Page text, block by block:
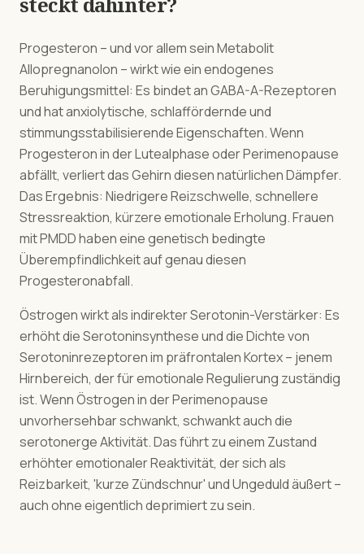
Progesteron – und vor allem sein Metabolit
Allopregnanolon – wirkt wie ein endogenes
Beruhigungsmittel: Es bindet an GABA-A-Rezeptoren
und hat anxiolytische, schlaffördernde und
stimmungsstabilisierende Eigenschaften. Wenn
Progesteron in der Lutealphase oder Perimenopause
abfällt, verliert das Gehirn diesen natürlichen Dämpfer.
Das Ergebnis: Niedrigere Reizschwelle, schnellere
Stressreaktion, kürzere emotionale Erholung. Frauen
mit PMDD haben eine genetisch bedingte
Überempfindlichkeit auf genau diesen
Progesteronabfall.
Östrogen wirkt als indirekter Serotonin-Verstärker: Es
erhöht die Serotoninsynthese und die Dichte von
Serotoninrezeptoren im präfrontalen Kortex – jenem
Hirnbereich, der für emotionale Regulierung zuständig
ist. Wenn Östrogen in der Perimenopause
unvorhersehbar schwankt, schwankt auch die
serotonerge Aktivität. Das führt zu einem Zustand
erhöhter emotionaler Reaktivität, der sich als
Reizbarkeit, 'kurze Zündschnur' und Ungeduld äußert –
auch ohne eigentlich deprimiert zu sein.